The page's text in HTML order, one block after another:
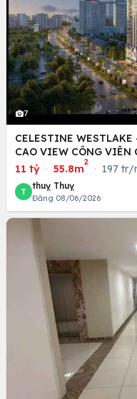
7
CELESTINE
CAO VIEW CÔNG VIÊN
11 tỷ · 55.8m
2
· 197 tr/
T
thuỵ Thuỵ
Đăng 08/06/2026